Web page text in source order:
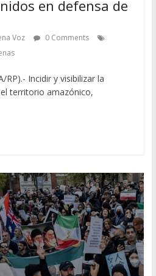
en defensa de
Voz
0 Comments
RP).- Incidir y visibilizar la
territorio amazónico,